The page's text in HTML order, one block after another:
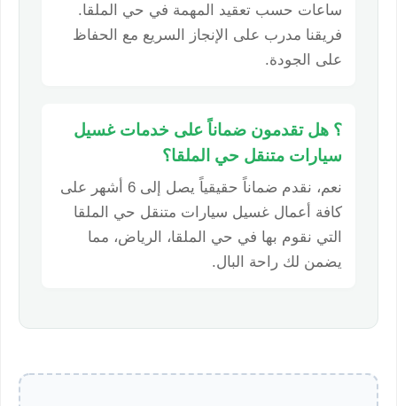
ساعات حسب تعقيد المهمة في حي الملقا.
فريقنا مدرب على الإنجاز السريع مع الحفاظ
على الجودة.
؟ هل تقدمون ضماناً على خدمات غسيل
سيارات متنقل حي الملقا؟
نعم، نقدم ضماناً حقيقياً يصل إلى 6 أشهر على
كافة أعمال غسيل سيارات متنقل حي الملقا
التي نقوم بها في حي الملقا، الرياض، مما
يضمن لك راحة البال.